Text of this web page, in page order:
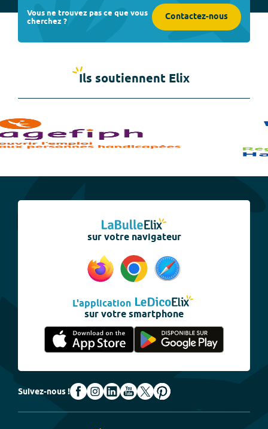
Vous ne trouvez pas ce que vous
cherchez ? Contactez-nous
Ils soutiennent Elix
sur votre navigateur
L'application
sur votre smartphone
Suivez-nous !